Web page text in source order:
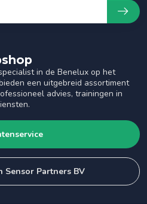
in de Benelux op het
een uitgebreid assortiment
advies, trainingen in
Sensor Partners BV